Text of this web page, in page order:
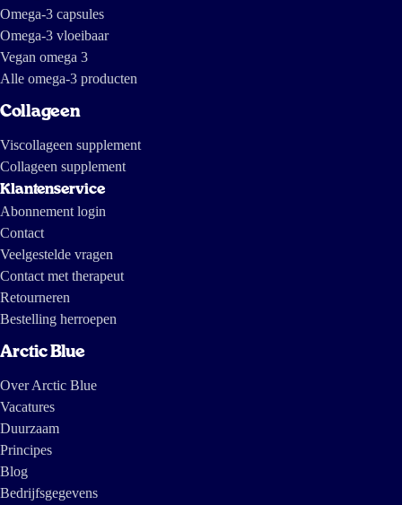
Omega-3 capsules
Omega-3 vloeibaar
Vegan omega 3
Alle omega-3 producten
Collageen
Viscollageen supplement
Collageen supplement
Klantenservice
Abonnement login
Contact
Veelgestelde vragen
Contact met therapeut
Retourneren
Bestelling herroepen
Arctic Blue
Over Arctic Blue
Vacatures
Duurzaam
Principes
Blog
Bedrijfsgegevens